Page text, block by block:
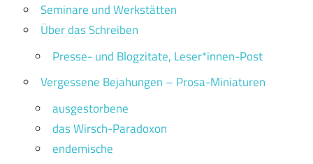
Seminare und Werkstätten
Über das Schreiben
Presse- und Blogzitate, Leser*innen-Post
Vergessene Bejahungen – Prosa-Miniaturen
ausgestorbene
das Wirsch-Paradoxon
endemische